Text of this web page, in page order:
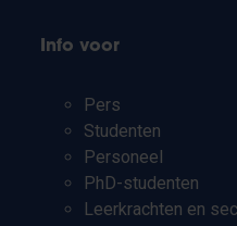
Info voor
Pers
Studenten
Personeel
PhD-studenten
Leerkrachten en